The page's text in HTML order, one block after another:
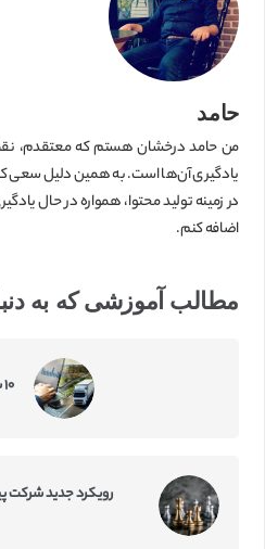
حامد
من حامد درخشان هستم که معتقدم،
یادگیری آن‌ها است. به همین دلیل سعی
در زمینه تولید محتوا، همواره در حال
اضافه کنم.
مطالب آموزشی که به
۱۰ شاخص کلیدی بهینه سازی ناوگان
رویکرد جدید شرکت